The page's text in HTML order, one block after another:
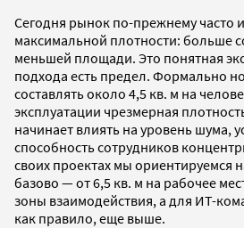
Сегодня рынок по-прежнему часто
максимальной плотности: больше
меньшей площади. Это понятная
подхода есть предел. Формально
составлять около 4,5 кв. м на
эксплуатации чрезмерная
начинает влиять на уровень шума,
способность сотрудников
своих проектах мы ориентируемся
базово — от 6,5 кв. м на рабочее
зоны взаимодействия, а для ИТ-
как правило, еще выше.